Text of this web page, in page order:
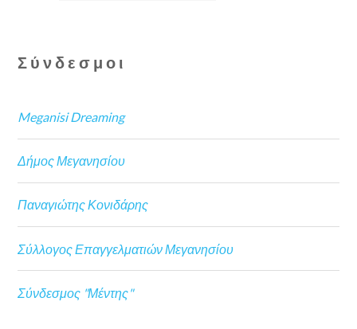
Σύνδεσμοι
Meganisi Dreaming
Δήμος Μεγανησίου
Παναγιώτης Κονιδάρης
Σύλλογος Επαγγελματιών Μεγανησίου
Σύνδεσμος "Μέντης"